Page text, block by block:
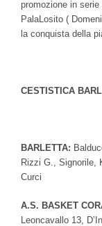
promozione in
PalaLosito (
la conquista della
CESTISTICA
BARLETTA:
Rizzi G., Signorile,
Curci
A.S. BASKET
Leoncavallo 13,